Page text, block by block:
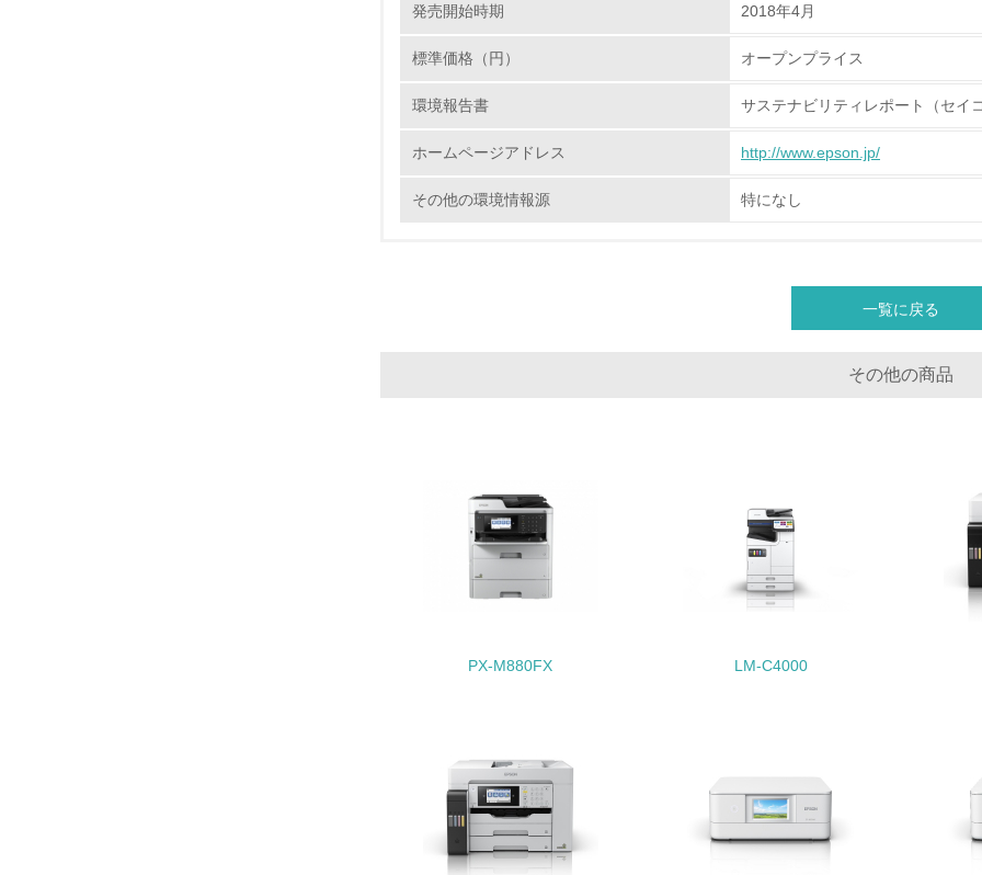
17. <L1> 化学物質の使用量及び外部（大気・水・土壌）への排出量
18. <L2> 化学物質の使用量及び外部への排出量を把握し、具体的な
生物多様性保全
購入、原材料のトレーサビリティの確認等）を行っている
3.社会面の取り組み
4.環境面・社会面の情報公開他
No.
発売開始時期 2018年4月
標準価格（円） オープンプライス
環境報告書 サステナビリティレポート（セイ
ホームページアドレス http://www.epson.jp/
その他の環境情報源 特になし
一覧に戻る
その他の商品
PX-M880FX LM-C4000